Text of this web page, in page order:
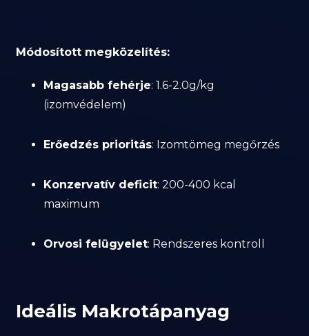
Módosított megközelítés:
Magasabb fehérje: 1.6-2.0g/kg
(izomvédelem)
Erőedzés prioritás: Izomtömeg megőrzés
Konzervatív deficit: 200-400 kcal
maximum
Orvosi felügyelet: Rendszeres kontroll
Ideális Makrotápanyag